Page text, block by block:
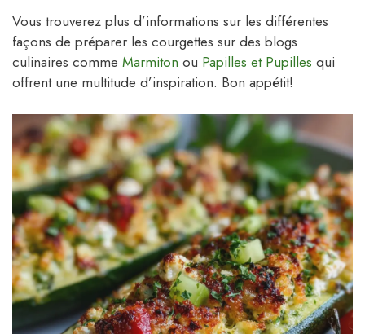
Vous trouverez plus d’informations sur les différentes
façons de préparer les courgettes sur des blogs
culinaires comme Marmiton ou Papilles et Pupilles qui
offrent une multitude d’inspiration. Bon appétit!